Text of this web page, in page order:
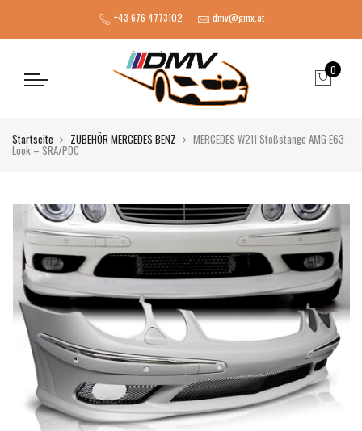
+43 676 4773102 dmv@gmx.at
0
Startseite ZUBEHÖR MERCEDES BENZ MERCEDES W211 Stoßstange AMG E63-
Look – SRA/PDC